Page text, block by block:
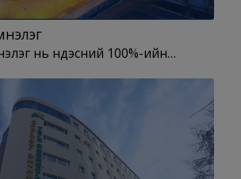
нь үндэсний 100%-ийн…